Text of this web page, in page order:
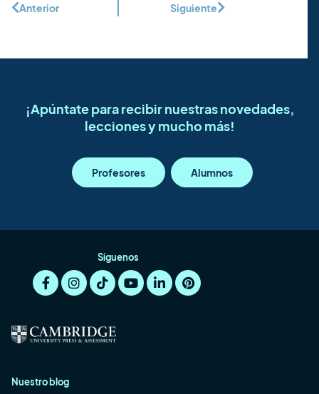
Anterior Siguiente
¡Apúntate para recibir nuestras novedades,
lecciones y mucho más!
Profesores Alumnos
Síguenos
Nuestro blog